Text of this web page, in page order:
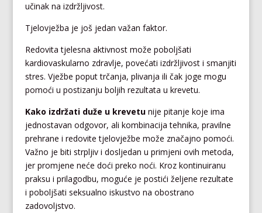
učinak na izdržljivost.
Tjelovježba je još jedan važan faktor.
Redovita tjelesna aktivnost može poboljšati
kardiovaskularno zdravlje, povećati izdržljivost i smanjiti
stres. Vježbe poput trčanja, plivanja ili čak joge mogu
pomoći u postizanju boljih rezultata u krevetu.
Kako izdržati duže u krevetunije pitanje koje ima
jednostavan odgovor, ali kombinacija tehnika, pravilne
prehrane i redovite tjelovježbe može značajno pomoći.
Važno je biti strpljiv i dosljedan u primjeni ovih metoda,
jer promjene neće doći preko noći. Kroz kontinuiranu
praksu i prilagodbu, moguće je postići željene rezultate
i poboljšati seksualno iskustvo na obostrano
zadovoljstvo.